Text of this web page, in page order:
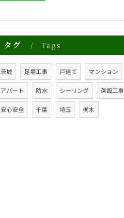
タグ Tags
茨城 足場工事 戸建て マンション
アパート 防水 シーリング 架設工事
安心安全 千葉 埼玉 栃木